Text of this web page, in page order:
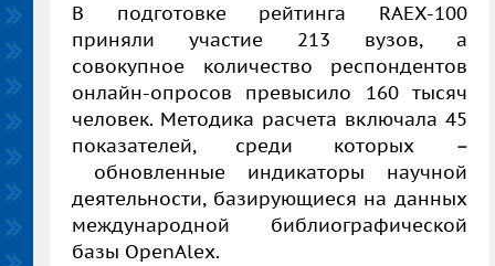
В подготовке рейтинга RAEX-100
приняли участие 213 вузов, а
совокупное количество респондентов
онлайн-опросов превысило 160 тысяч
человек. Методика расчета включала 45
показателей, среди которых
–
обновленные индикаторы научной
деятельности, базирующиеся на данных
международной библиографической
базы OpenAlex.